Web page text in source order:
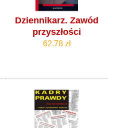
Dziennikarz. Zawód
przyszłości
62.78 zł